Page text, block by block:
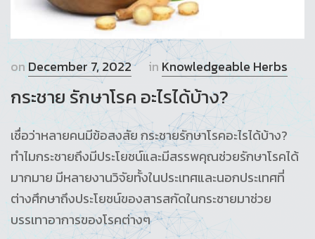
onDecember 7, 2022 in Knowledgeable Herbs
กระชาย รักษาโรค อะไรได้บ้าง?
เชื่อว่าหลายคนมีข้อสงสัย กระชายรักษาโรคอะไรได้บ้าง?
ทำไมกระชายถึงมีประโยชน์และมีสรรพคุณช่วยรักษาโรคได้
มากมาย มีหลายงานวิจัยทั้งในประเทศและนอกประเทศที่
ต่างศึกษาถึงประโยชน์ของสารสกัดในกระชายมาช่วย
บรรเทาอาการของโรคต่างๆ